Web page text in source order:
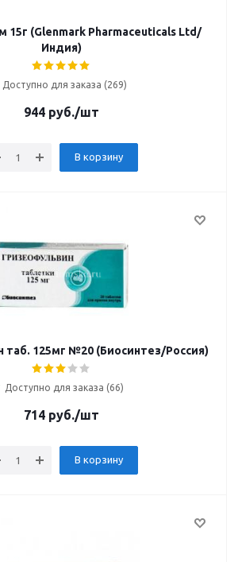
15г (Glenmark Pharmaceuticals Ltd/
Индия)
Доступно для заказа (269)
944руб./шт
В корзину
таб. 125мг №20 (Биосинтез/Россия)
Доступно для заказа (66)
714руб./шт
В корзину